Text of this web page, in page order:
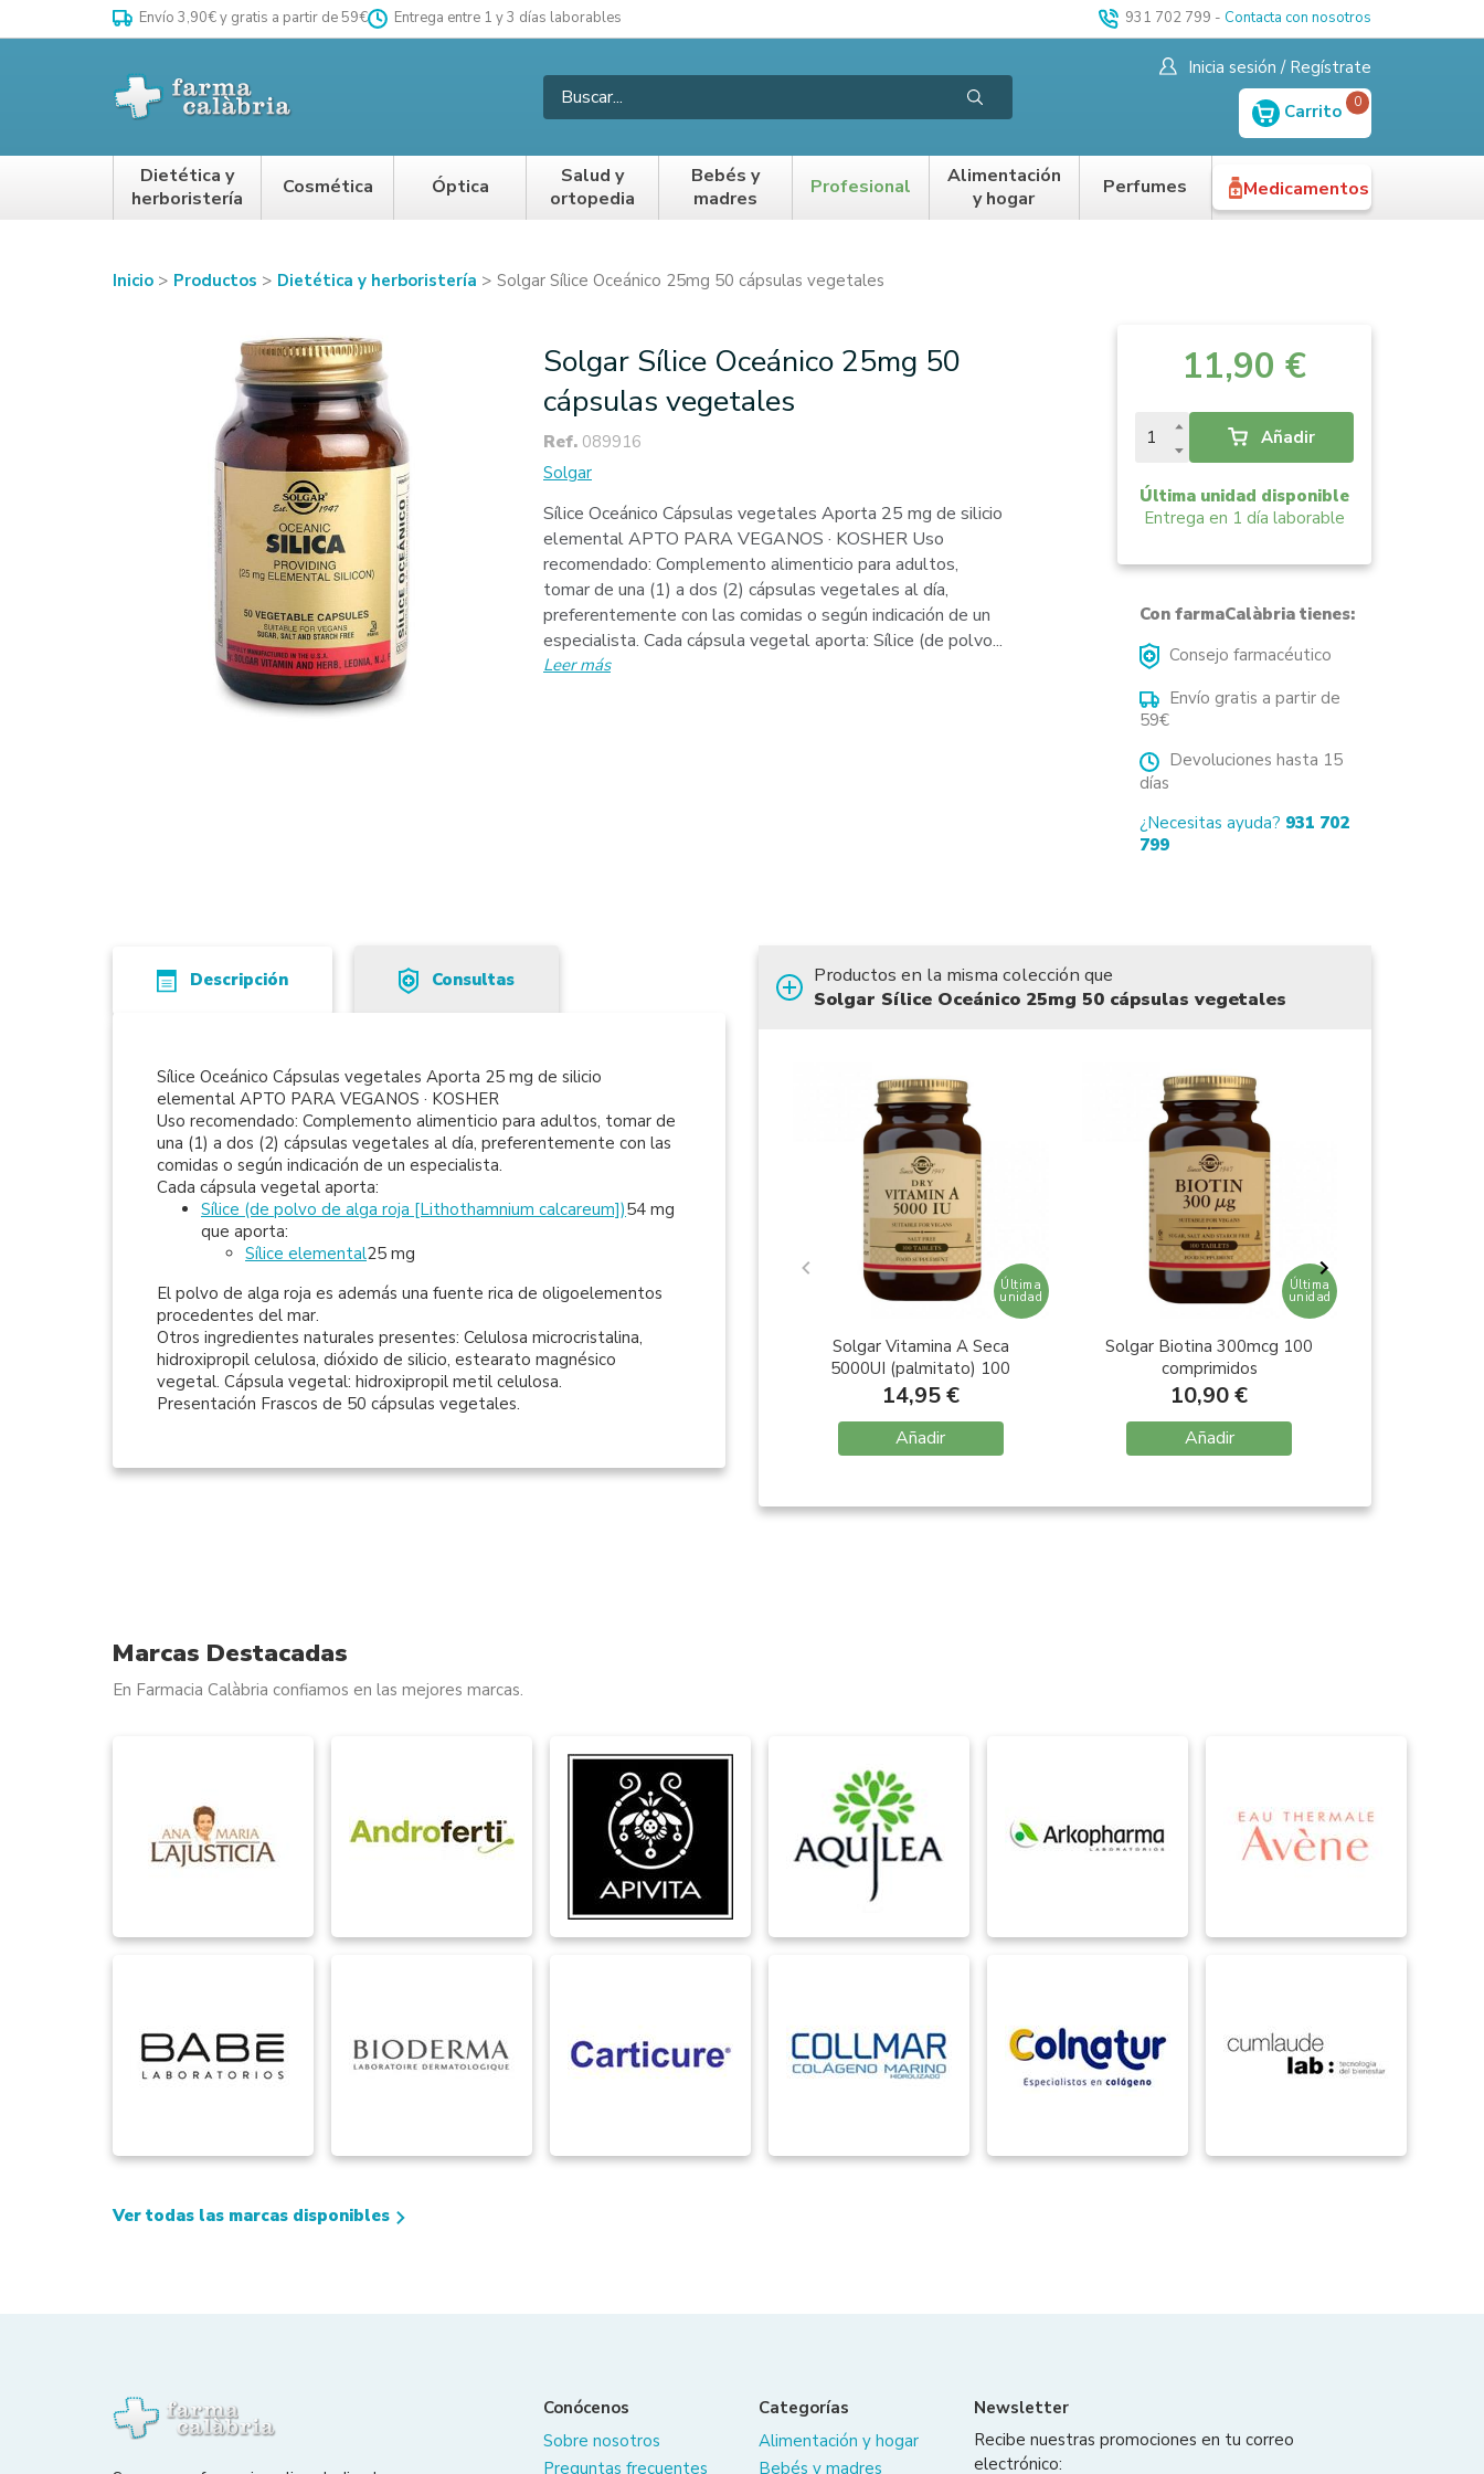
Envío 3,90€ y gratis a partir de 59€ Entrega entre 1 y 3 días laborables 931 702 799 - Contacta con nosotros
Inicia sesión / Regístrate
Carrito 0
Dietética y
herboristería
Cosmética Óptica
Salud y
ortopedia
Bebés y
madres
Profesional
Alimentación
y hogar
Perfumes Medicamentos
Inicio Productos Dietética y herboristería Solgar Sílice Oceánico 25mg 50 cápsulas vegetales
Solgar Sílice Oceánico 25mg 50
cápsulas vegetales
Ref. 089916
Solgar
Sílice Oceánico Cápsulas vegetales Aporta 25 mg de silicio
elemental APTO PARA VEGANOS · KOSHER Uso
recomendado: Complemento alimenticio para adultos,
tomar de una (1) a dos (2) cápsulas vegetales al día,
preferentemente con las comidas o según indicación de un
especialista. Cada cápsula vegetal aporta: Sílice (de polvo...
Leer más
11,90 €
Añadir
Última unidad disponible
Entrega en 1 día laborable
Con farmaCalàbria tienes:
Consejo farmacéutico
Envío gratis a partir de
59€
Devoluciones hasta 15
días
¿Necesitas ayuda? 931 702
799
Descripción Consultas
Sílice Oceánico Cápsulas vegetales Aporta 25 mg de silicio
elemental APTO PARA VEGANOS · KOSHER
Uso recomendado: Complemento alimenticio para adultos, tomar de
una (1) a dos (2) cápsulas vegetales al día, preferentemente con las
comidas o según indicación de un especialista.
Cada cápsula vegetal aporta:
Sílice (de polvo de alga roja [Lithothamnium calcareum])54 mg
que aporta:
Sílice elemental25 mg
El polvo de alga roja es además una fuente rica de oligoelementos
procedentes del mar.
Otros ingredientes naturales presentes: Celulosa microcristalina,
hidroxipropil celulosa, dióxido de silicio, estearato magnésico
vegetal. Cápsula vegetal: hidroxipropil metil celulosa.
Presentación Frascos de 50 cápsulas vegetales.
Productos en la misma colección que
Solgar Sílice Oceánico 25mg 50 cápsulas vegetales
Última
unidad
Solgar Vitamina A Seca
5000UI (palmitato) 100
Comprimidos
14,95 €
Añadir
Última
unidad
Solgar Biotina 300mcg 100
comprimidos
10,90 €
Añadir
Item
Marcas Destacadas
En Farmacia Calàbria confiamos en las mejores marcas.
Ver todas las marcas disponibles
Conócenos
Sobre nosotros
Preguntas frecuentes
Categorías
Alimentación y hogar
Bebés y madres
Newsletter
Recibe nuestras promociones en tu correo
electrónico: